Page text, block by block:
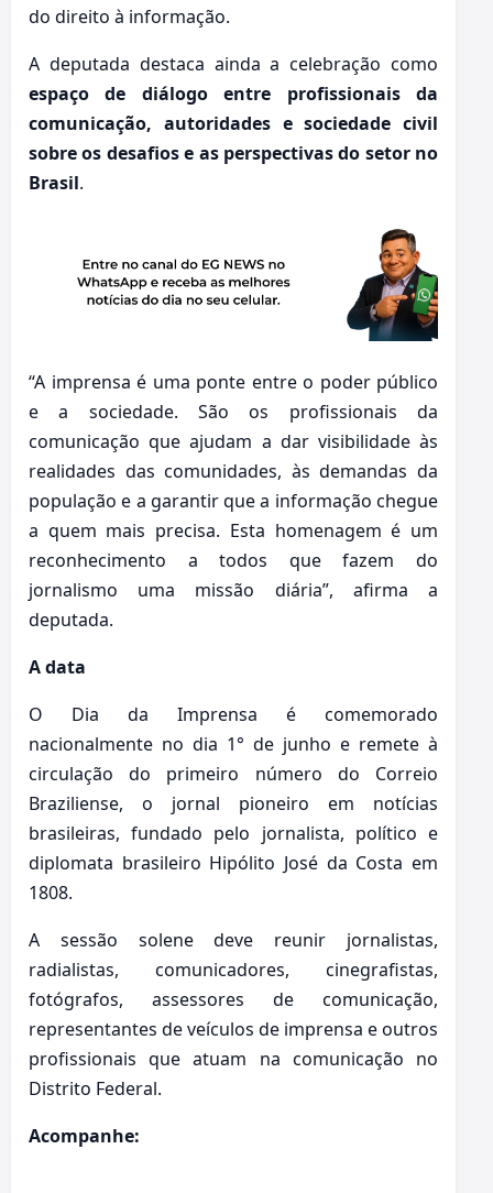
do direito à informação.
A deputada destaca ainda a celebração como
espaço de diálogo entre profissionais da
comunicação, autoridades e sociedade civil
sobre os desafios e as perspectivas do setor no
Brasil.
“A imprensa é uma ponte entre o poder público
e a sociedade. São os profissionais da
comunicação que ajudam a dar visibilidade às
realidades das comunidades, às demandas da
população e a garantir que a informação chegue
a quem mais precisa. Esta homenagem é um
reconhecimento a todos que fazem do
jornalismo uma missão diária”, afirma a
deputada.
A data
O Dia da Imprensa é comemorado
nacionalmente no dia 1° de junho e remete à
circulação do primeiro número do Correio
Braziliense, o jornal pioneiro em notícias
brasileiras, fundado pelo jornalista, político e
diplomata brasileiro Hipólito José da Costa em
1808.
A sessão solene deve reunir jornalistas,
radialistas, comunicadores, cinegrafistas,
fotógrafos, assessores de comunicação,
representantes de veículos de imprensa e outros
profissionais que atuam na comunicação no
Distrito Federal.
Acompanhe: